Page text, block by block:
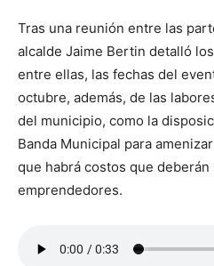
Tras una reunión entre las
alcalde Jaime Bertin detalló
entre ellas, las fechas del
octubre, además, de las
del municipio, como la
Banda Municipal para
que habrá costos que
emprendedores.